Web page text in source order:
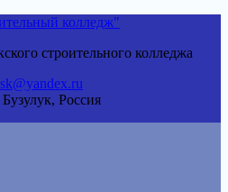
колледж"
строительного колледжа
Бузулук, Россия